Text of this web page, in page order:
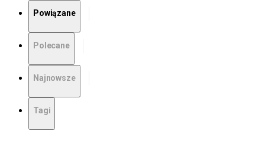
Powiązane
Polecane
Najnowsze
Tagi